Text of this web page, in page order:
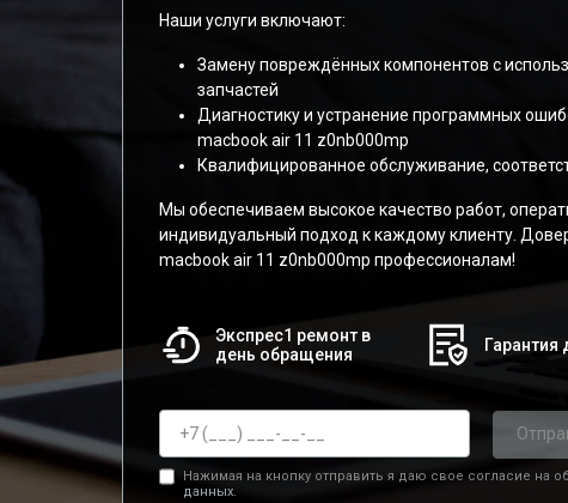
Наши услуги включают:
Замену повреждённых компонентов с
запчастей
Диагностику и устранение программных
macbook air 11 z0nb000mp
Квалифицированное обслуживание,
Мы обеспечиваем высокое качество работ,
индивидуальный подход к каждому клиенту.
macbook air 11 z0nb000mp профессионалам!
Экспрес1 ремонт в
день обращения
Гарантия
Нажимая на кнопку отправить я даю свое согласие на
данных.